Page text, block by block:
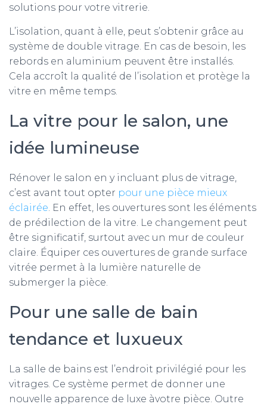
solutions pour votre vitrerie.
L’isolation, quant à elle, peut s’obtenir grâce au
système de double vitrage. En cas de besoin, les
rebords en aluminium peuvent être installés.
Cela accroît la qualité de l’isolation et protège la
vitre en même temps.
La vitre pour le salon, une
idée lumineuse
Rénover le salon en y incluant plus de vitrage,
c’est avant tout opter pour une pièce mieux
éclairée. En effet, les ouvertures sont les éléments
de prédilection de la vitre. Le changement peut
être significatif, surtout avec un mur de couleur
claire. Équiper ces ouvertures de grande surface
vitrée permet à la lumière naturelle de
submerger la pièce.
Pour une salle de bain
tendance et luxueux
La salle de bains est l’endroit privilégié pour les
vitrages. Ce système permet de donner une
nouvelle apparence de luxe àvotre pièce. Outre